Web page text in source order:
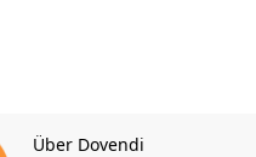
Über Dovendi